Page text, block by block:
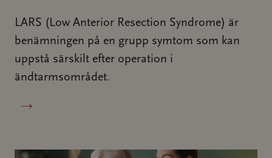
LARS (Low Anterior Resection Syndrome) är
benämningen på en grupp symtom som kan
uppstå särskilt efter operation i
ändtarmsområdet.
→